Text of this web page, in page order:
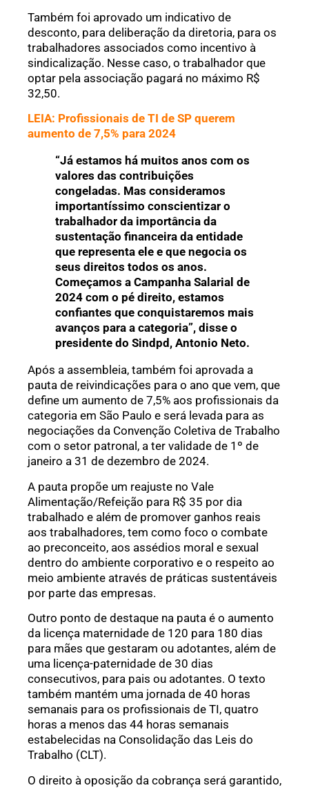
Também foi aprovado um indicativo de
desconto, para deliberação da diretoria, para os
trabalhadores associados como incentivo à
sindicalização. Nesse caso, o trabalhador que
optar pela associação pagará no máximo R$
32,50.
LEIA: Profissionais de TI de SP querem
aumento de 7,5% para 2024
“Já estamos há muitos anos com os
valores das contribuições
congeladas. Mas consideramos
importantíssimo conscientizar o
trabalhador da importância da
sustentação financeira da entidade
que representa ele e que negocia os
seus direitos todos os anos.
Começamos a Campanha Salarial de
2024 com o pé direito, estamos
confiantes que conquistaremos mais
avanços para a categoria”, disse o
presidente do Sindpd, Antonio Neto.
Após a assembleia, também foi aprovada a
pauta de reivindicações para o ano que vem, que
define um aumento de 7,5% aos profissionais da
categoria em São Paulo e será levada para as
negociações da Convenção Coletiva de Trabalho
com o setor patronal, a ter validade de 1º de
janeiro a 31 de dezembro de 2024.
A pauta propõe um reajuste no Vale
Alimentação/Refeição para R$ 35 por dia
trabalhado e além de promover ganhos reais
aos trabalhadores, tem como foco o combate
ao preconceito, aos assédios moral e sexual
dentro do ambiente corporativo e o respeito ao
meio ambiente através de práticas sustentáveis
por parte das empresas.
Outro ponto de destaque na pauta é o aumento
da licença maternidade de 120 para 180 dias
para mães que gestaram ou adotantes, além de
uma licença-paternidade de 30 dias
consecutivos, para pais ou adotantes. O texto
também mantém uma jornada de 40 horas
semanais para os profissionais de TI, quatro
horas a menos das 44 horas semanais
estabelecidas na Consolidação das Leis do
Trabalho (CLT).
O direito à oposição da cobrança será garantido,